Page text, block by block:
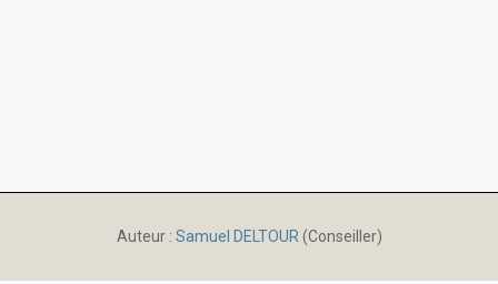
Auteur : Samuel DELTOUR (Conseiller)